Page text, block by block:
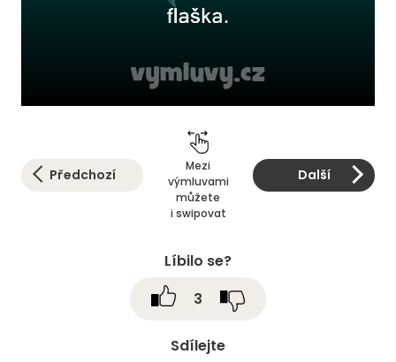
Předchozí
Mezi
výmluvami
můžete
i swipovat
Další
Sdílejte
Líbilo se?
3